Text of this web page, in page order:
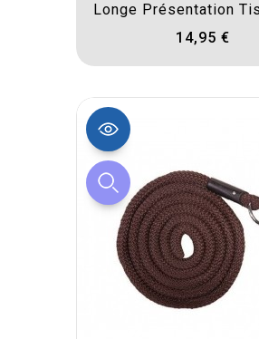
Longe Présentation
14,95 €